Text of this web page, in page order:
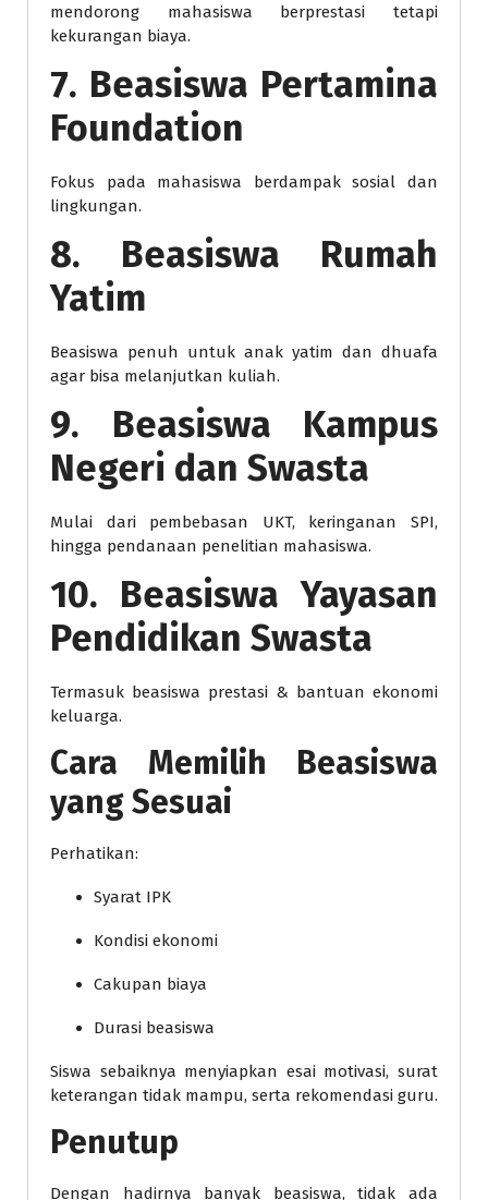
mendorong mahasiswa berprestasi tetapi
kekurangan biaya.
7. Beasiswa Pertamina
Foundation
Fokus pada mahasiswa berdampak sosial dan
lingkungan.
8. Beasiswa Rumah
Yatim
Beasiswa penuh untuk anak yatim dan dhuafa
agar bisa melanjutkan kuliah.
9. Beasiswa Kampus
Negeri dan Swasta
Mulai dari pembebasan UKT, keringanan SPI,
hingga pendanaan penelitian mahasiswa.
10. Beasiswa Yayasan
Pendidikan Swasta
Termasuk beasiswa prestasi & bantuan ekonomi
keluarga.
Cara Memilih Beasiswa
yang Sesuai
Perhatikan:
Syarat IPK
Kondisi ekonomi
Cakupan biaya
Durasi beasiswa
Siswa sebaiknya menyiapkan esai motivasi, surat
keterangan tidak mampu, serta rekomendasi guru.
Penutup
Dengan hadirnya banyak beasiswa, tidak ada